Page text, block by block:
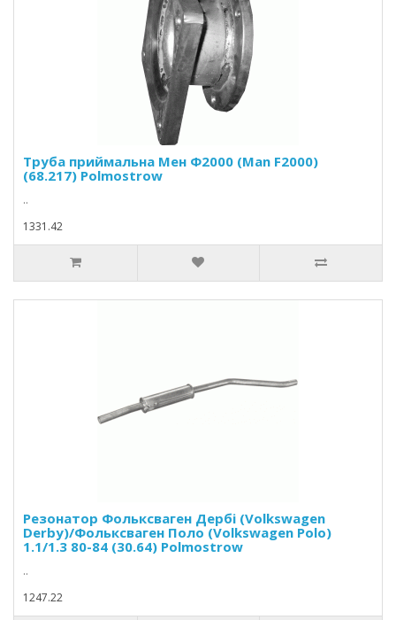
Труба приймальна Мен Ф2000 (Man F2000)
(68.217) Polmostrow
..
1331.42
Резонатор Фольксваген Дербі (Volkswagen
Derby)/Фольксваген Поло (Volkswagen Polo)
1.1/1.3 80-84 (30.64) Polmostrow
..
1247.22